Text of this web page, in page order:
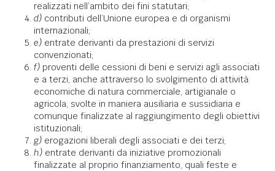
realizzati nell’ambito dei fini statutari;
d) contributi dell’Unione europea e di organismi
internazionali;
e) entrate derivanti da prestazioni di servizi
convenzionati;
f) proventi delle cessioni di beni e servizi agli associati
e a terzi, anche attraverso lo svolgimento di attività
economiche di natura commerciale, artigianale o
agricola, svolte in maniera ausiliaria e sussidiaria e
comunque finalizzate al raggiungimento degli obiettivi
istituzionali;
g) erogazioni liberali degli associati e dei terzi;
h) entrate derivanti da iniziative promozionali
finalizzate al proprio finanziamento, quali feste e